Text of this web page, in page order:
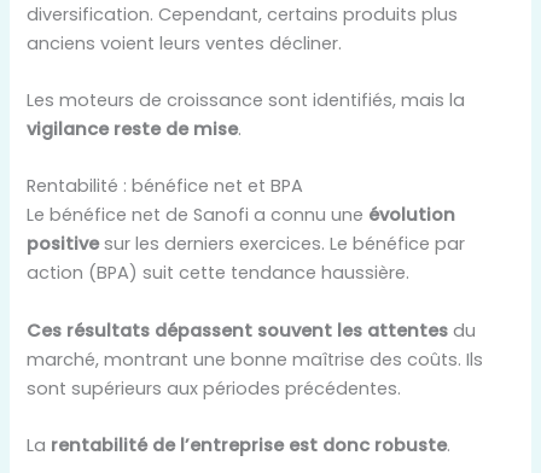
diversification. Cependant, certains produits plus
anciens voient leurs ventes décliner.
Les moteurs de croissance sont identifiés, mais la
vigilance reste de mise.
Rentabilité : bénéfice net et BPA
Le bénéfice net de Sanofi a connu une évolution
positivesur les derniers exercices. Le bénéfice par
action (BPA) suit cette tendance haussière.
Ces résultats dépassent souvent les attentes du
marché, montrant une bonne maîtrise des coûts. Ils
sont supérieurs aux périodes précédentes.
La rentabilité de l’entreprise est donc robuste.